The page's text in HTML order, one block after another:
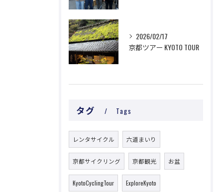
2026/02/17
京都ツアー KYOTO TOUR
タグ Tags
レンタサイクル 六道まいり
京都サイクリング 京都観光 お盆
KyotoCyclingTour ExploreKyoto